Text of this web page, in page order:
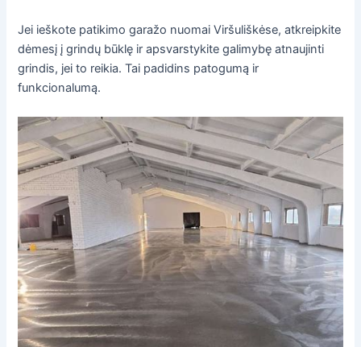
Jei ieškote patikimo garažo nuomai Viršuliškėse, atkreipkite
dėmesį į grindų būklę ir apsvarstykite galimybę atnaujinti
grindis, jei to reikia. Tai padidins patogumą ir
funkcionalumą.